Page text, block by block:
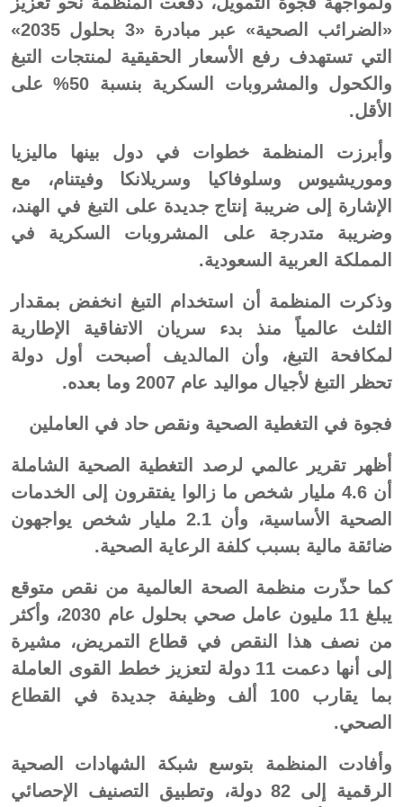
«الضرائب الصحية» عبر مبادرة «3 بحلول 2035»
التي تستهدف رفع الأسعار الحقيقية لمنتجات التبغ
والكحول والمشروبات السكرية بنسبة 50% على
الأقل.
وأبرزت المنظمة خطوات في دول بينها ماليزيا
وموريشيوس وسلوفاكيا وسريلانكا وفيتنام، مع
الإشارة إلى ضريبة إنتاج جديدة على التبغ في الهند،
وضريبة متدرجة على المشروبات السكرية في
المملكة العربية السعودية.
وذكرت المنظمة أن استخدام التبغ انخفض بمقدار
الثلث عالمياً منذ بدء سريان الاتفاقية الإطارية
لمكافحة التبغ، وأن المالديف أصبحت أول دولة
تحظر التبغ لأجيال مواليد عام 2007 وما بعده.
فجوة في التغطية الصحية ونقص حاد في العاملين
أظهر تقرير عالمي لرصد التغطية الصحية الشاملة
أن 4.6 مليار شخص ما زالوا يفتقرون إلى الخدمات
الصحية الأساسية، وأن 2.1 مليار شخص يواجهون
ضائقة مالية بسبب كلفة الرعاية الصحية.
كما حذّرت منظمة الصحة العالمية من نقص متوقع
يبلغ 11 مليون عامل صحي بحلول عام 2030، وأكثر
من نصف هذا النقص في قطاع التمريض، مشيرة
إلى أنها دعمت 11 دولة لتعزيز خطط القوى العاملة
بما يقارب 100 ألف وظيفة جديدة في القطاع
الصحي.
وأفادت المنظمة بتوسع شبكة الشهادات الصحية
الرقمية إلى 82 دولة، وتطبيق التصنيف الإحصائي